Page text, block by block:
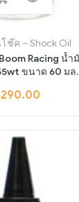
ช๊ค – Shock Oil
ขนาด 60 มล.
290.00